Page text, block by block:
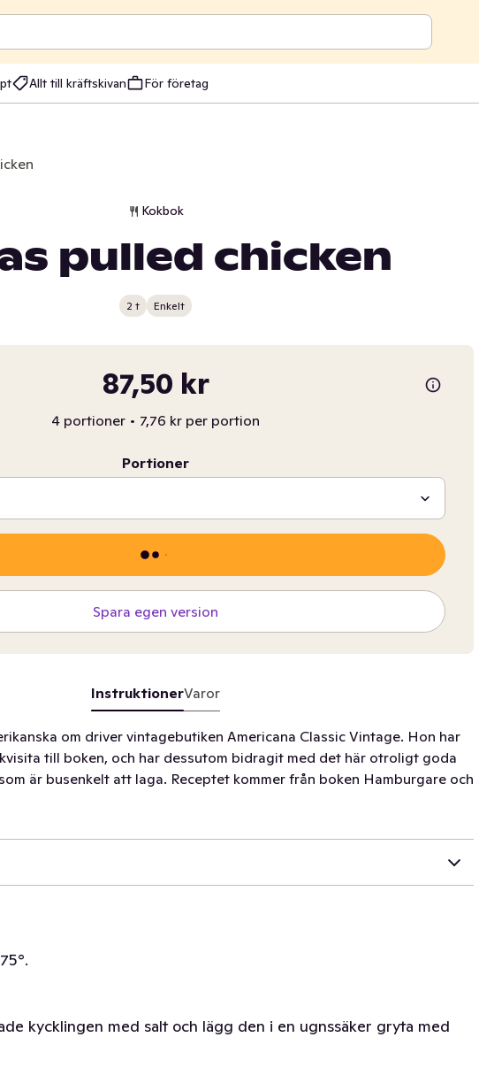
Allt till kräftskivan För företag
Kokbok
pulled chicken
2 t Enkelt
87,50 kr
4 portioner • 7,76 kr per portion
Portioner
Spara egen version
InstruktionerVaror
om driver vintagebutiken Americana Classic Vintage. Hon har
till boken, och har dessutom bidragit med det här otroligt goda
är busenkelt att laga. Receptet kommer från boken Hamburgare och
kycklingen med salt och lägg den i en ugnssäker gryta med